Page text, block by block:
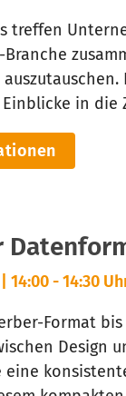
treffen
in
14:00 - 14:30
Format
Design